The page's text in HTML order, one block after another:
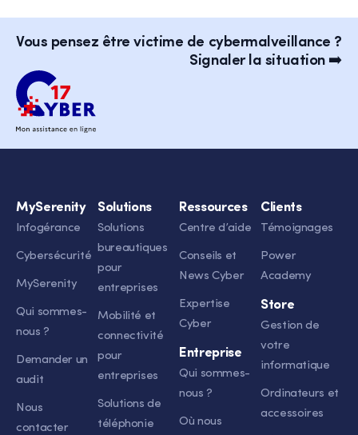
Vous pensez être victime de cybermalveillance ?
Signaler la situation ➡️
MySerenity
Infogérance
Cybersécurité
MySerenity
Qui sommes-
nous ?
Demander un
audit
Nous
contacter
Solutions
Solutions
bureautiques
pour
entreprises
Mobilité et
connectivité
pour
entreprises
Solutions de
téléphonie
Ressources
Centre d’aide
Conseils et
News Cyber
Expertise
Cyber
Entreprise
Qui sommes-
nous ?
Où nous
Clients
Témoignages
Power
Academy
Store
Gestion de
votre
informatique
Ordinateurs et
accessoires